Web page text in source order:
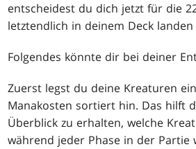
entscheidest du dich jetzt für die
letztendlich in deinem Deck landen
Folgendes könnte dir bei deiner
Zuerst legst du deine Kreaturen
Manakosten sortiert hin. Das hilft
Überblick zu erhalten, welche
während jeder Phase in der Partie